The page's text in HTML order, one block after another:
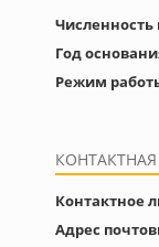
Численность
Год
Режим
Контактное
Адрес